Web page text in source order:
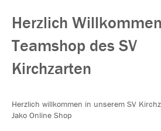
Herzlich
Teamshop des SV
Kirchzarten
Herzlich willkommen in unserem SV
Jako Online Shop